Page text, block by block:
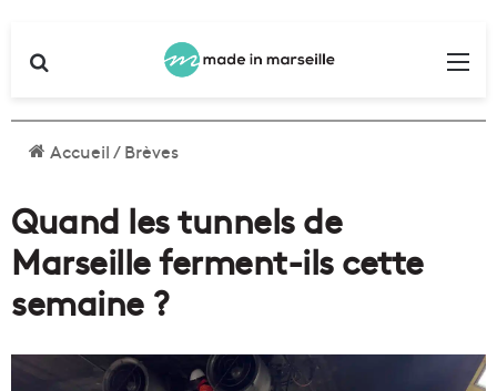
Accueil/Brèves
Quand les tunnels de
Marseille ferment-ils cette
semaine ?